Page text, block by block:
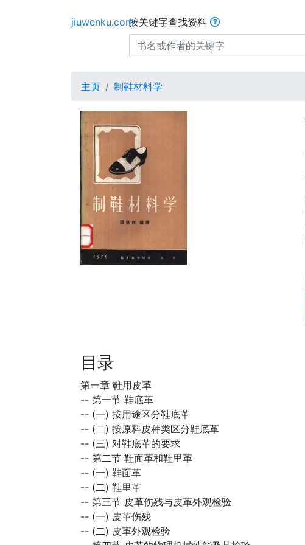
jiuwenku.com按关键字查找资料
主页 制鞋材料学
目录
第一章 鞋用皮革
-- 第一节 鞋底革
-- (一) 按用途区分鞋底革
-- (二) 按原料皮种类区分鞋底革
-- (三) 对鞋底革的要求
-- 第二节 鞋面革和鞋里革
-- (一) 鞋面革
-- (二) 鞋里革
-- 第三节 皮革伤残与皮革外观检验
-- (一) 皮革伤残
-- (二) 皮革外观检验